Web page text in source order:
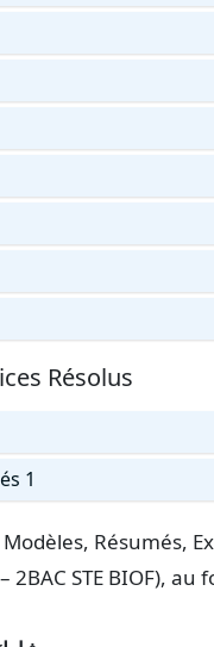
Résolus
1
Résumés,
STE BIOF), au